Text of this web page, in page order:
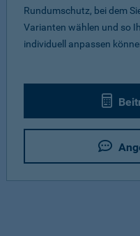
Rundumschutz, bei dem
Varianten wählen und so
individuell anpassen